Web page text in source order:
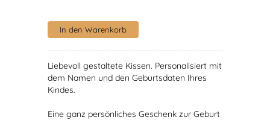
Liebevoll gestaltete Kissen. Personalisiert mit
dem Namen und den Geburtsdaten Ihres
Kindes.
Eine ganz persönliches Geschenk zur Geburt